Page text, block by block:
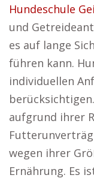
Hundeschule
und
es auf lange
führen kann.
individuellen
aufgrund ihrer
wegen ihrer
Ernährung. Es